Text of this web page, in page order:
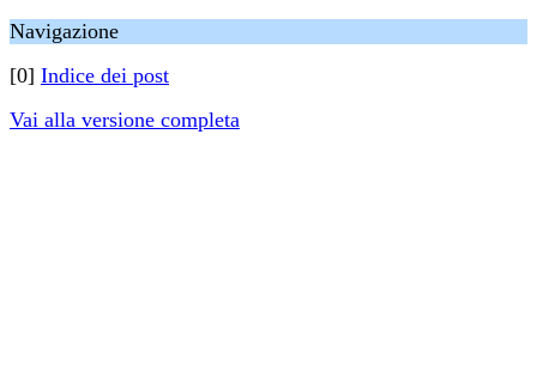
Navigazione
[0] Indice dei post
Vai alla versione completa